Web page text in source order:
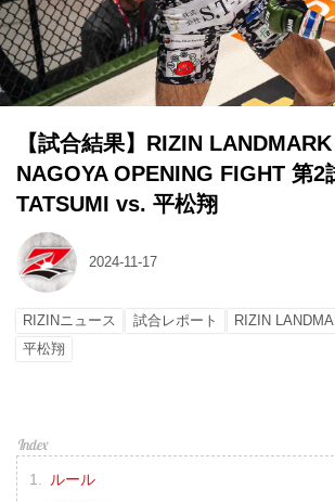
【試合結果】RIZIN
NAGOYA OPENING FIGHT 第2
TATSUMI vs. 平松翔
2024-11-17
RIZINニュース 試合レポート RIZIN
平松翔
ルール